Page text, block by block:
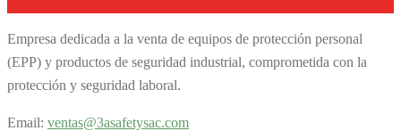
Empresa dedicada a la venta de equipos de protección personal
(EPP) y productos de seguridad industrial, comprometida con la
protección y seguridad laboral.
Email: ventas@3asafetysac.com